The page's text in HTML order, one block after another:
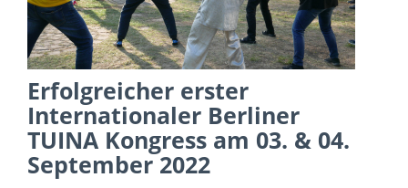
Erfolgreicher erster
Internationaler Berliner
TUINA Kongress am 03. & 04.
September 2022